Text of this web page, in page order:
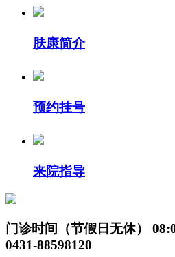
肤康简介
预约挂号
来院指导
门诊时间（节假日无休）
0431-88598120